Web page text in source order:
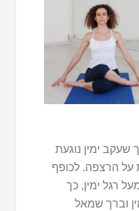
שעקב ימין נוגעת
על הרצפה. לכופף
רגל ימין, כך
וברך שמאל